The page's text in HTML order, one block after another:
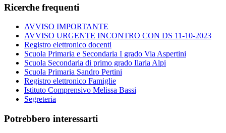
Ricerche frequenti
AVVISO IMPORTANTE
AVVISO URGENTE INCONTRO CON DS 11-10-2023
Registro elettronico docenti
Scuola Primaria e Secondaria I grado Via Aspertini
Scuola Secondaria di primo grado Ilaria Alpi
Scuola Primaria Sandro Pertini
Registro elettronico Famiglie
Istituto Comprensivo Melissa Bassi
Segreteria
Potrebbero interessarti